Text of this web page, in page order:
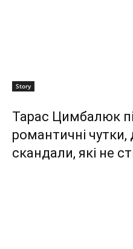
Story
Тарас Цимбалюк
романтичні чутки,
скандали, які не